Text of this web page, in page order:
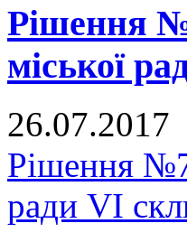
Рішення
міської
26.07.2017
Рішення
ради VI